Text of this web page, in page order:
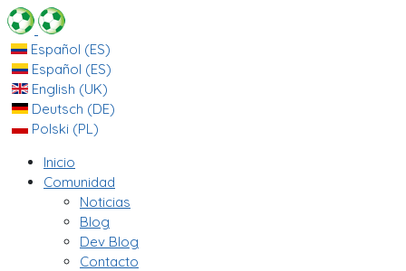
Español (ES)
Español (ES)
English (UK)
Deutsch (DE)
Polski (PL)
Inicio
Comunidad
Noticias
Blog
Dev Blog
Contacto